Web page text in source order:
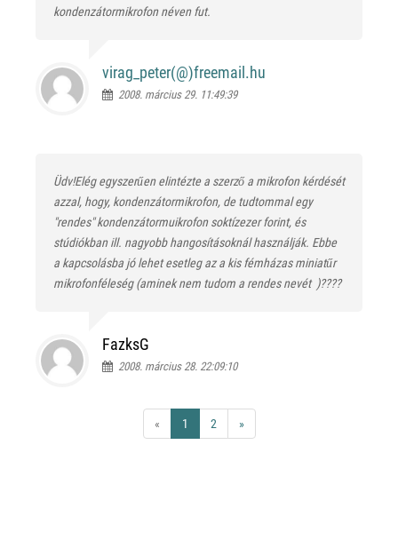
kondenzátormikrofon néven fut.
virag_peter(@)freemail.hu
2008. március 29. 11:49:39
Üdv!Elég egyszerűen elintézte a szerző a mikrofon kérdését
azzal, hogy, kondenzátormikrofon, de tudtommal egy
"rendes" kondenzátormuikrofon soktízezer forint, és
stúdiókban ill. nagyobb hangosításoknál használják. Ebbe
a kapcsolásba jó lehet esetleg az a kis fémházas miniatűr
mikrofonféleség (aminek nem tudom a rendes nevét )????
FazksG
2008. március 28. 22:09:10
« 1 2 »